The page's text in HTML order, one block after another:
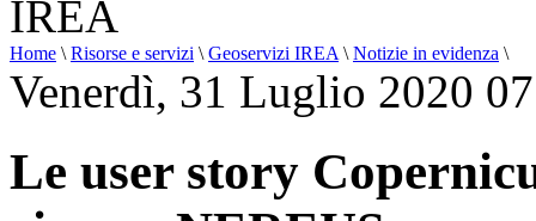
Home \ Risorse e servizi \ Geoservizi IREA \ Notizie in evidenza \
Venerdì, 31 Luglio 2020
Le user story